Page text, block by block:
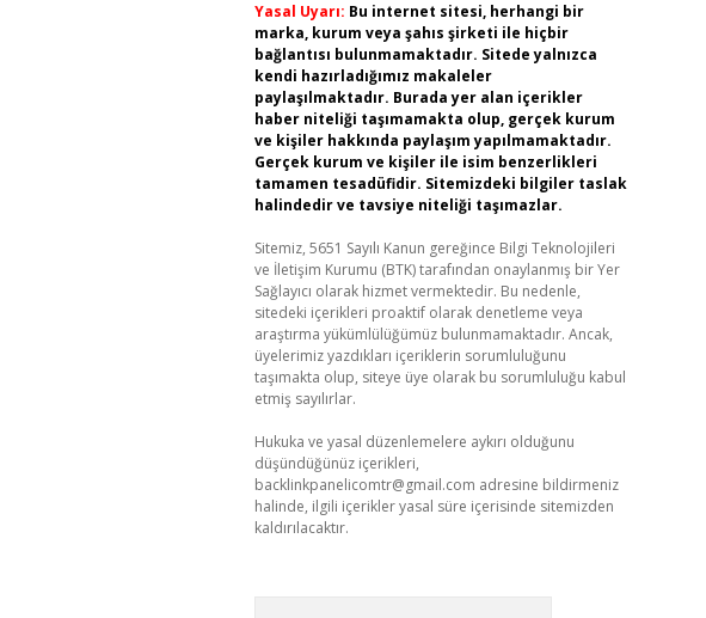
Yasal Uyarı: Bu internet sitesi, herhangi bir
marka, kurum veya şahıs şirketi ile hiçbir
bağlantısı bulunmamaktadır. Sitede yalnızca
kendi hazırladığımız makaleler
paylaşılmaktadır. Burada yer alan içerikler
haber niteliği taşımamakta olup, gerçek kurum
ve kişiler hakkında paylaşım yapılmamaktadır.
Gerçek kurum ve kişiler ile isim benzerlikleri
tamamen tesadüfidir. Sitemizdeki bilgiler taslak
halindedir ve tavsiye niteliği taşımazlar.
Sitemiz, 5651 Sayılı Kanun gereğince Bilgi Teknolojileri
ve İletişim Kurumu (BTK) tarafından onaylanmış bir Yer
Sağlayıcı olarak hizmet vermektedir. Bu nedenle,
sitedeki içerikleri proaktif olarak denetleme veya
araştırma yükümlülüğümüz bulunmamaktadır. Ancak,
üyelerimiz yazdıkları içeriklerin sorumluluğunu
taşımakta olup, siteye üye olarak bu sorumluluğu kabul
etmiş sayılırlar.
Hukuka ve yasal düzenlemelere aykırı olduğunu
düşündüğünüz içerikleri,
backlinkpanelicomtr@gmail.com adresine bildirmeniz
halinde, ilgili içerikler yasal süre içerisinde sitemizden
kaldırılacaktır.